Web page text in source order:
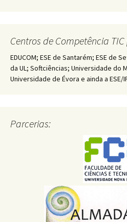
Centros de Competência
EDUCOM; ESE de Santarém; ESE de
da UL; Softciências; Universidade do
Universidade de Évora e ainda a ESE/
Parcerias: